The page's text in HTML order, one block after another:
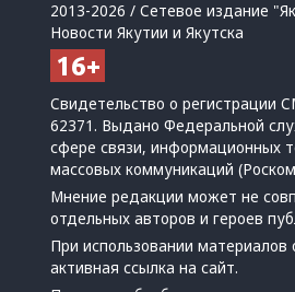
2013-2026 / Сетевое издание
Новости Якутии и Якутска
Свидетельство о
62371. Выдано Федеральной
сфере связи, информационных
массовых коммуникаций
Мнение редакции может не
отдельных авторов и героев
При использовании материалов
активная ссылка на сайт.